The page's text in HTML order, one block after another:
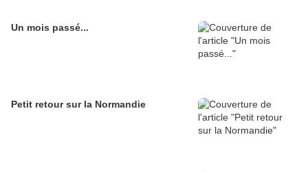
Un mois passé...
Petit retour sur la Normandie